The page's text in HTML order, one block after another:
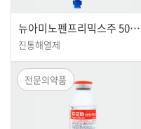
뉴아미노펜프리믹스주 50m
L/백
진통해열제
전문의약품